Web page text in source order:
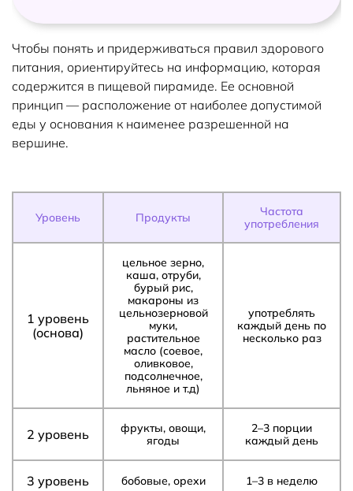
Чтобы понять и придерживаться правил здорового
питания, ориентируйтесь на информацию, которая
содержится в пищевой пирамиде. Ее основной
принцип — расположение от наиболее допустимой
еды у основания к наименее разрешенной на
вершине.
Уровень Продукты
Частота
употребления
1 уровень
(основа)
цельное зерно,
каша, отруби,
бурый рис,
макароны из
цельнозерновой
муки,
растительное
масло (соевое,
оливковое,
подсолнечное,
льняное и т.д)
употреблять
каждый день по
несколько раз
2 уровень
фрукты, овощи,
ягоды
2–3 порции
каждый день
3 уровень бобовые, орехи 1–3 в неделю